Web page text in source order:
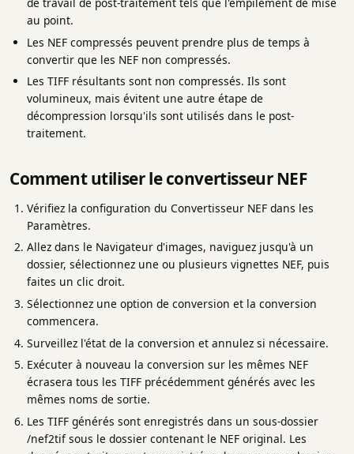
au point.
Les NEF compressés peuvent prendre plus de temps à
convertir que les NEF non compressés.
Les TIFF résultants sont non compressés. Ils sont
volumineux, mais évitent une autre étape de
décompression lorsqu'ils sont utilisés dans le post-
traitement.
Comment utiliser le convertisseur NEF
Vérifiez la configuration du Convertisseur NEF dans les
Paramètres.
Allez dans le Navigateur d'images, naviguez jusqu'à un
dossier, sélectionnez une ou plusieurs vignettes NEF, puis
faites un clic droit.
Sélectionnez une option de conversion et la conversion
commencera.
Surveillez l'état de la conversion et annulez si nécessaire.
Exécuter à nouveau la conversion sur les mêmes NEF
écrasera tous les TIFF précédemment générés avec les
mêmes noms de sortie.
Les TIFF générés sont enregistrés dans un sous-dossier
/nef2tif sous le dossier contenant le NEF original. Les